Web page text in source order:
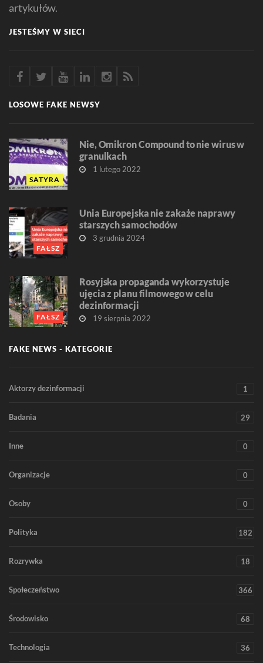
artykułów.
JESTEŚMY W SIECI
LOSOWE FAKE NEWSY
SATYRA
Nie, Omikron Compound to nie wirus w
granulkach
1 lutego 2022
FAŁSZ
Unia Europejska nie zakaże naprawy
starszych samochodów
3 grudnia 2024
FAŁSZ
Rosyjska propaganda wykorzystuje
ujęcia z planu filmowego w celu
dezinformacji
19 sierpnia 2022
FAKE NEWS - KATEGORIE
Aktorzy dezinformacji 1
Badania 29
Inne 0
Organizacje 0
Osoby 0
Polityka 182
Rozrywka 18
Społeczeństwo 366
Środowisko 68
Technologia 36